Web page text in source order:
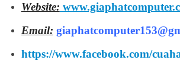
Website:
Email:
https://www.facebook.com/